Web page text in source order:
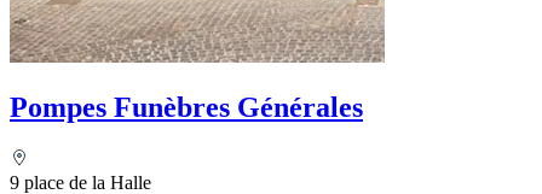
Pompes Funèbres Générales
9 place de la Halle